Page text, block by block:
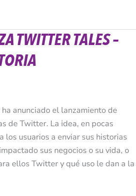
TWITTER TALES –
anunciado el lanzamiento de
de Twitter. La idea, en pocas
los usuarios a enviar sus historias
sus negocios o su vida, o
ellos Twitter y qué uso le dan a la